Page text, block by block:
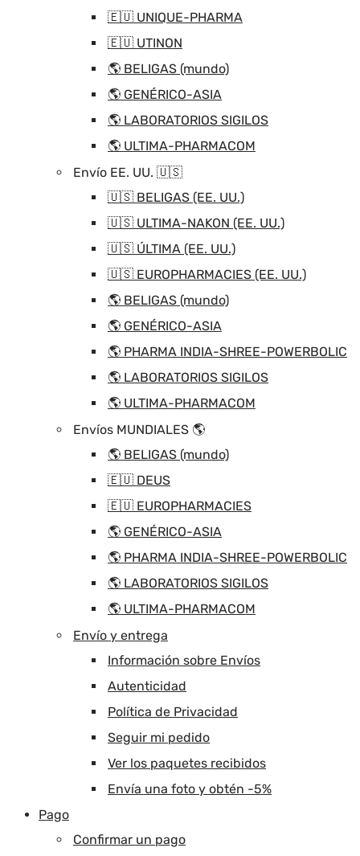
🇪🇺 UNIQUE-PHARMA
🇪🇺 UTINON
🌎 BELIGAS (mundo)
🌎 GENÉRICO-ASIA
🌎 LABORATORIOS SIGILOS
🌎 ULTIMA-PHARMACOM
Envío EE. UU. 🇺🇸
🇺🇸 BELIGAS (EE. UU.)
🇺🇸 ULTIMA-NAKON (EE. UU.)
🇺🇸 ÚLTIMA (EE. UU.)
🇺🇸 EUROPHARMACIES (EE. UU.)
🌎 BELIGAS (mundo)
🌎 GENÉRICO-ASIA
🌎 PHARMA INDIA-SHREE-POWERBOLIC
🌎 LABORATORIOS SIGILOS
🌎 ULTIMA-PHARMACOM
Envíos MUNDIALES 🌎
🌎 BELIGAS (mundo)
🇪🇺 DEUS
🇪🇺 EUROPHARMACIES
🌎 GENÉRICO-ASIA
🌎 PHARMA INDIA-SHREE-POWERBOLIC
🌎 LABORATORIOS SIGILOS
🌎 ULTIMA-PHARMACOM
Envío y entrega
Información sobre Envíos
Autenticidad
Política de Privacidad
Seguir mi pedido
Ver los paquetes recibidos
Envía una foto y obtén -5%
Pago
Confirmar un pago